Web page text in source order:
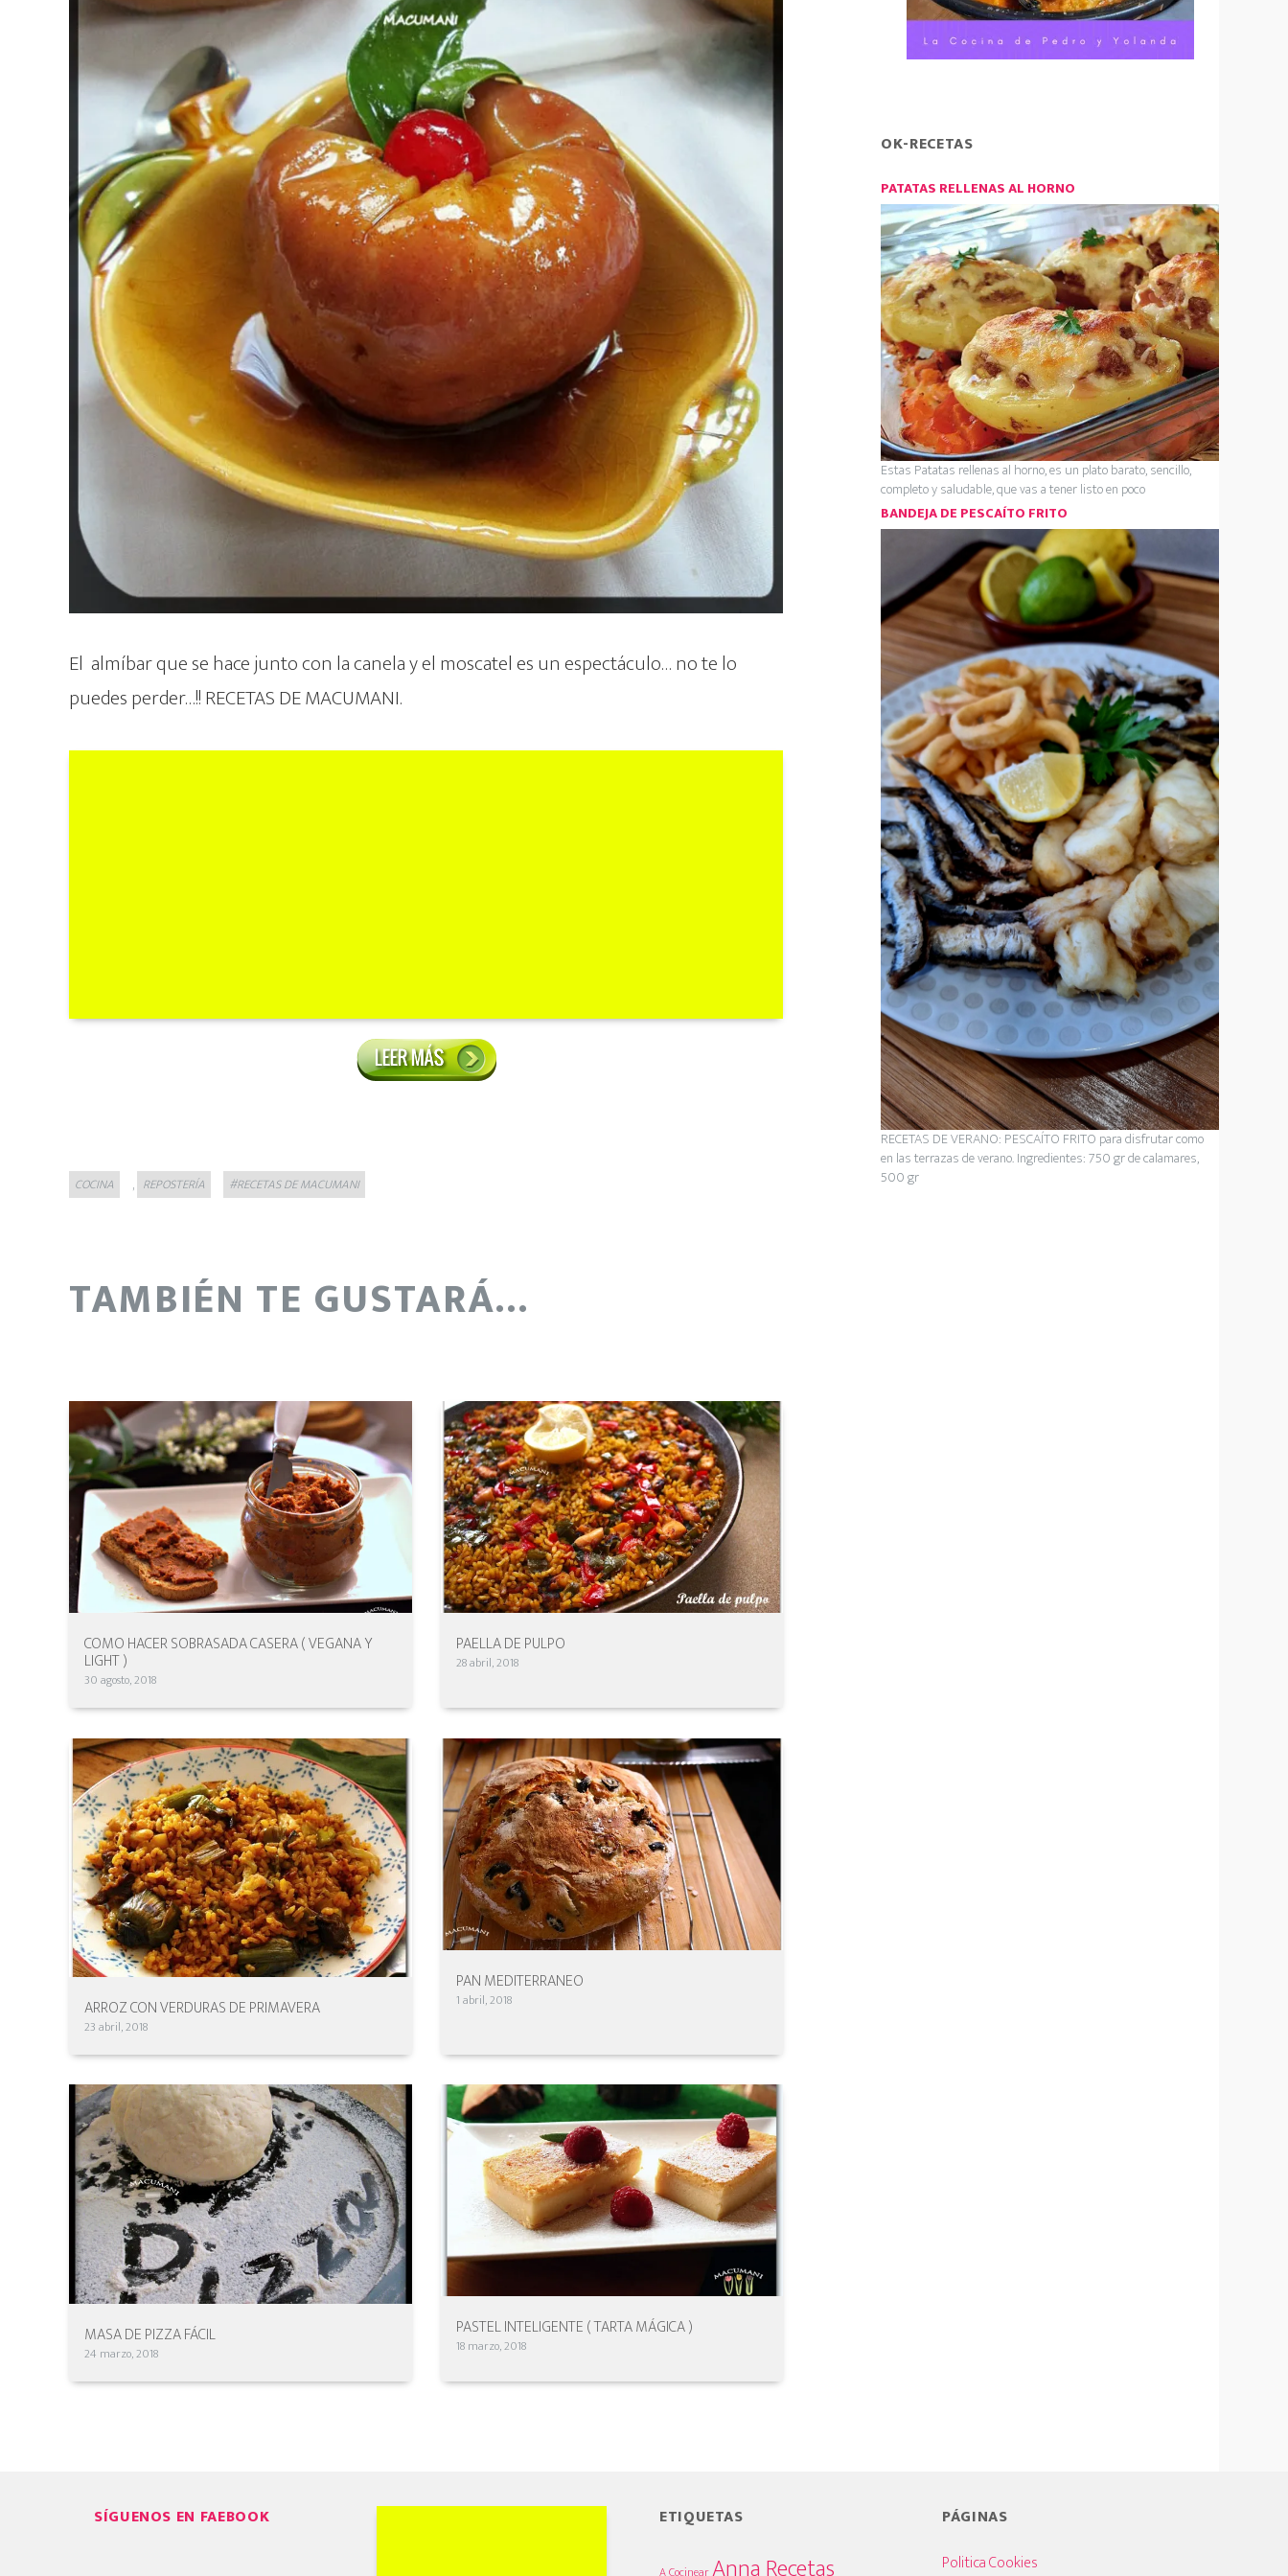
El almíbar que se hace junto con la canela y el moscatel es un espectáculo… no te lo
puedes perder…!! RECETAS DE MACUMANI.
Categories
COCINA , REPOSTERÍA Tags
#RECETAS DE MACUMANI
TAMBIÉN TE GUSTARÁ...
COMO HACER SOBRASADA CASERA ( VEGANA Y
LIGHT )
30 agosto, 2018
PAELLA DE PULPO
28 abril, 2018
ARROZ CON VERDURAS DE PRIMAVERA
23 abril, 2018
PAN MEDITERRANEO
1 abril, 2018
MASA DE PIZZA FÁCIL
24 marzo, 2018
PASTEL INTELIGENTE ( TARTA MÁGICA )
18 marzo, 2018
OK-RECETAS
PATATAS RELLENAS AL HORNO
Estas Patatas rellenas al horno, es un plato barato, sencillo,
completo y saludable, que vas a tener listo en poco
BANDEJA DE PESCAÍTO FRITO
RECETAS DE VERANO: PESCAÍTO FRITO para disfrutar como
en las terrazas de verano. Ingredientes: 750 gr de calamares,
500 gr
SÍGUENOS EN FAEBOOK ETIQUETAS
PÁGINAS
Politica Cookies